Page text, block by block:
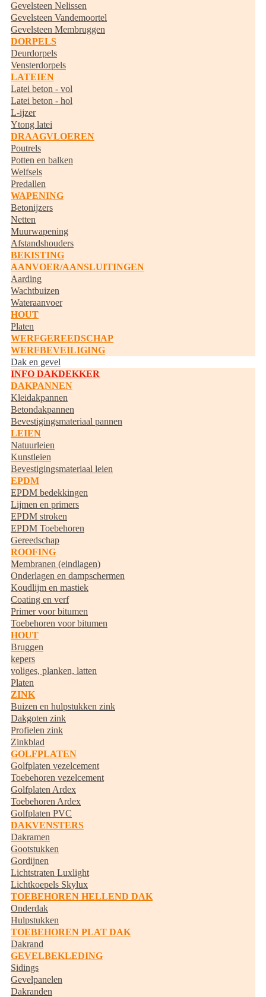
Gevelsteen Nelissen
Gevelsteen Vandemoortel
Gevelsteen Membruggen
DORPELS
Deurdorpels
Vensterdorpels
LATEIEN
Latei beton - vol
Latei beton - hol
L-ijzer
Ytong latei
DRAAGVLOEREN
Poutrels
Potten en balken
Welfsels
Predallen
WAPENING
Betonijzers
Netten
Muurwapening
Afstandshouders
BEKISTING
AANVOER/AANSLUITINGEN
Aarding
Wachtbuizen
Wateraanvoer
HOUT
Platen
WERFGEREEDSCHAP
WERFBEVEILIGING
Dak en gevel
INFO DAKDEKKER
DAKPANNEN
Kleidakpannen
Betondakpannen
Bevestigingsmateriaal pannen
LEIEN
Natuurleien
Kunstleien
Bevestigingsmateriaal leien
EPDM
EPDM bedekkingen
Lijmen en primers
EPDM stroken
EPDM Toebehoren
Gereedschap
ROOFING
Membranen (eindlagen)
Onderlagen en dampschermen
Koudlijm en mastiek
Coating en verf
Primer voor bitumen
Toebehoren voor bitumen
HOUT
Bruggen
kepers
voliges, planken, latten
Platen
ZINK
Buizen en hulpstukken zink
Dakgoten zink
Profielen zink
Zinkblad
GOLFPLATEN
Golfplaten vezelcement
Toebehoren vezelcement
Golfplaten Ardex
Toebehoren Ardex
Golfplaten PVC
DAKVENSTERS
Dakramen
Gootstukken
Gordijnen
Lichtstraten Luxlight
Lichtkoepels Skylux
TOEBEHOREN HELLEND DAK
Onderdak
Hulpstukken
TOEBEHOREN PLAT DAK
Dakrand
GEVELBEKLEDING
Sidings
Gevelpanelen
Dakranden